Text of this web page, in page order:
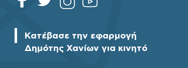
Κατέβασε την εφαρμογή
Δημότης Χανίων για κινητό